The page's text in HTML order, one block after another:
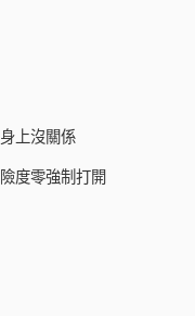
上沒關係
度零強制打開